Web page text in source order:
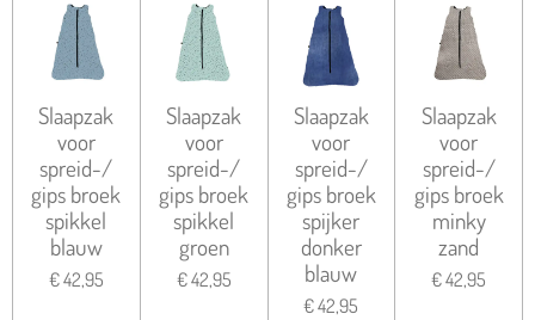
Slaapzak
voor
spreid-/
gips broek
spikkel
blauw
€ 42,95
Slaapzak
voor
spreid-/
gips broek
spikkel
groen
€ 42,95
Slaapzak
voor
spreid-/
gips broek
spijker
donker
blauw
€ 42,95
Slaapzak
voor
spreid-/
gips broek
minky
zand
€ 42,95